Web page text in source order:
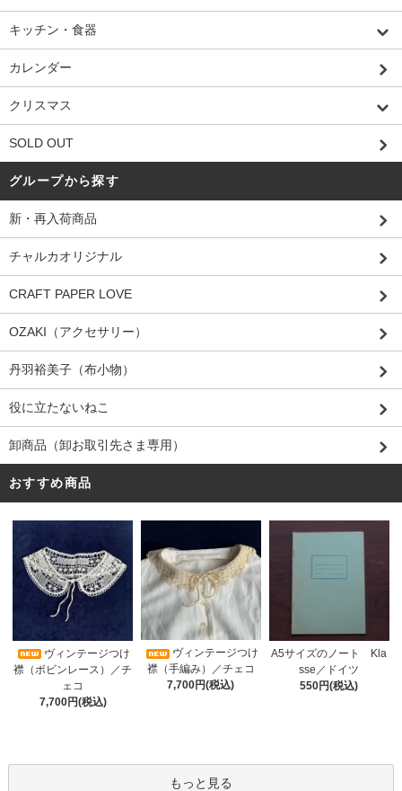
キッチン・食器
カレンダー
クリスマス
SOLD OUT
グループから探す
新・再入荷商品
チャルカオリジナル
CRAFT PAPER LOVE
OZAKI（アクセサリー）
丹羽裕美子（布小物）
役に立たないねこ
卸商品（卸お取引先さま専用）
おすすめ商品
ヴィンテージつけ
襟（ボビンレース）／チ
ェコ
7,700円(税込)
ヴィンテージつけ
襟（手編み）／チェコ
7,700円(税込)
A5サイズのノート Kla
sse／ドイツ
550円(税込)
もっと見る